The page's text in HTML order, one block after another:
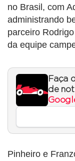
no Brasil, com
administrando
parceiro
da equipe
Faça
de
Pinheiro e